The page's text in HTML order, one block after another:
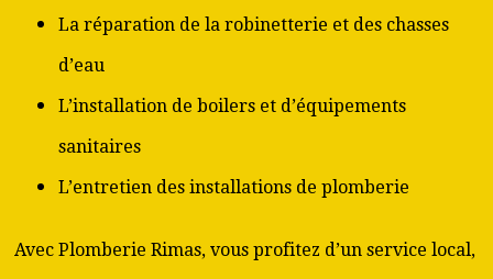
La réparation de la robinetterie et des chasses
d’eau
L’installation de boilers et d’équipements
sanitaires
L’entretien des installations de plomberie
Avec Plomberie Rimas, vous profitez d’un service local,